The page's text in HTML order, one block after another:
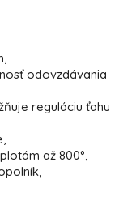
odovzdávania
reguláciu ťahu
až 800°,